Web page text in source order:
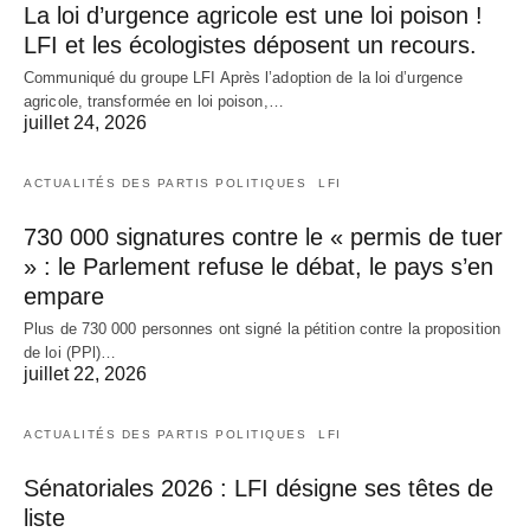
La loi d’urgence agricole est une loi poison !
LFI et les écologistes déposent un recours.
Communiqué du groupe LFI Après l’adoption de la loi d’urgence
agricole, transformée en loi poison,…
juillet 24, 2026
ACTUALITÉS DES PARTIS POLITIQUES LFI
730 000 signatures contre le « permis de tuer
» : le Parlement refuse le débat, le pays s’en
empare
Plus de 730 000 personnes ont signé la pétition contre la proposition
de loi (PPl)…
juillet 22, 2026
ACTUALITÉS DES PARTIS POLITIQUES LFI
Sénatoriales 2026 : LFI désigne ses têtes de
liste